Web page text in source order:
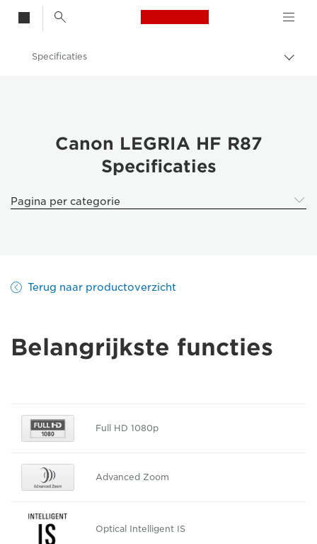
Canon Logo, back
Specificaties
Canon LEGRIA HF R87
Specificaties
Pagina per categorie
Terug naar productoverzicht
Belangrijkste functies
Full HD 1080p
Advanced Zoom
Optical Intelligent IS